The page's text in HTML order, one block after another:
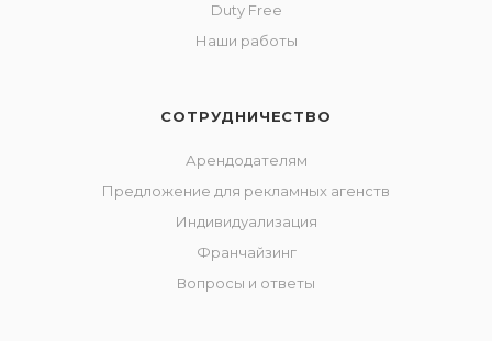
Duty Free
Наши работы
СОТРУДНИЧЕСТВО
Арендодателям
Предложение для рекламных агенств
Индивидуализация
Франчайзинг
Вопросы и ответы